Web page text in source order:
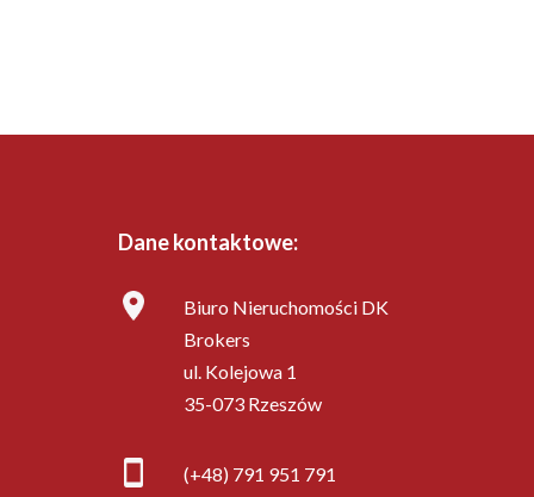
Dane kontaktowe:
Biuro Nieruchomości DK
Brokers
ul. Kolejowa 1
35-073 Rzeszów
(+48) 791 951 791